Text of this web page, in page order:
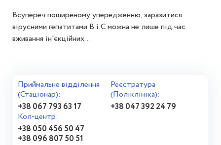
Всупереч поширеному упередженню, заразитися
вірусними гепатитами В і С можна не лише під час
вживання ін'єкційних...
Приймальне відділення
(Стаціонар):
+38 067 793 63 17
Реєстратура
(Поліклініка):
+38 047 392 24 79
Кол-центр:
+38 050 456 50 47
+38 096 807 50 51